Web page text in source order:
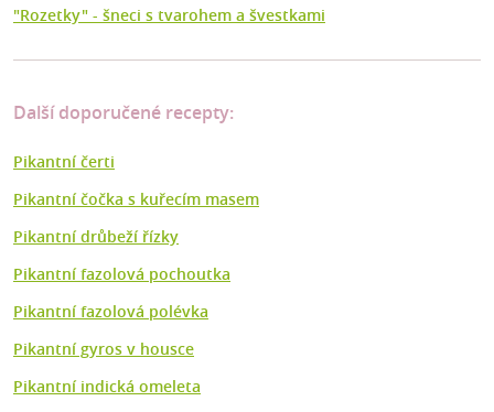
"Rozetky" - šneci s tvarohem a švestkami
Další doporučené recepty:
Pikantní čerti
Pikantní čočka s kuřecím masem
Pikantní drůbeží řízky
Pikantní fazolová pochoutka
Pikantní fazolová polévka
Pikantní gyros v housce
Pikantní indická omeleta